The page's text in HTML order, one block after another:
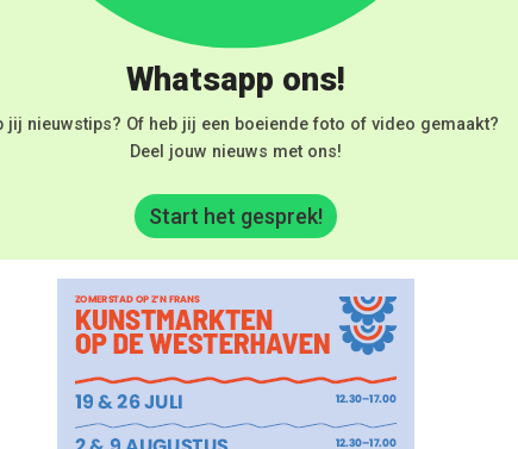
Whatsapp ons!
jij nieuwstips? Of heb jij een boeiende foto of video gemaakt?
Deel jouw nieuws met ons!
Start het gesprek!